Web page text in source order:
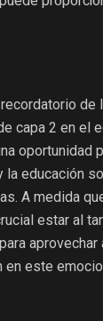
capa 2 en el
oportunidad
la educación
A medida
estar al
aprovechar
este